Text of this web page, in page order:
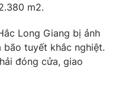
m2.
Long Giang bị ảnh
tuyết khắc nghiệt.
đóng cửa, giao